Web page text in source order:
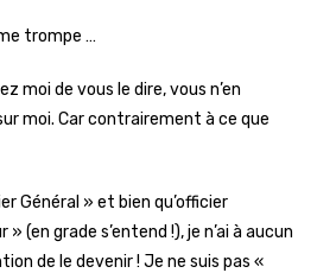
trompe …
moi de vous le dire, vous n’en
moi. Car contrairement à ce que
Général » et bien qu’officier
(en grade s’entend !), je n’ai à aucun
de le devenir ! Je ne suis pas «